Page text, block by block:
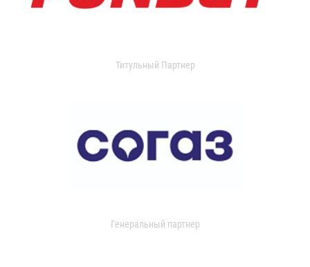
Титульный Партнер
Генеральный партнер